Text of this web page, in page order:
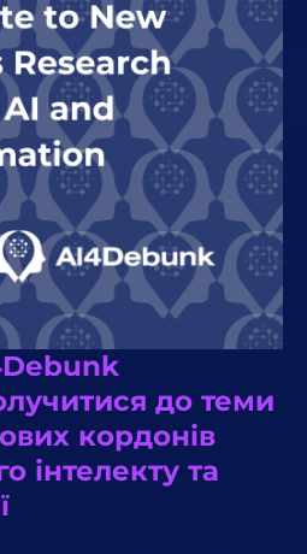
до теми
кордонів
інтелекту та